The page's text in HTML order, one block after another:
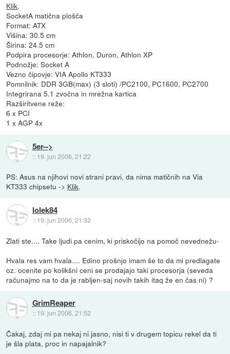
Klik.
SocketA matična plošča
Format: ATX
Višina: 30.5 cm
Širina: 24.5 cm
Podpira procesorje: Athlon, Duron, Athlon XP
Podnožje: Socket A
Vezno čipovje: VIA Apollo KT333
Pomnilnik: DDR 3GB(max) (3 sloti) /PC2100, PC1600, PC2700
Integrirana 5.1 zvočna in mrežna kartica
Razširitvene reže:
6 x PCI
1 x AGP 4x
5er-->
:: 19. jun 2006, 21:22
PS: Asus na njihovi novi strani pravi, da nima matičnih na Via
KT333 chipsetu -> Klik.
lolek84
:: 19. jun 2006, 21:32
Zlati ste.... Take ljudi pa cenim, ki priskočijo na pomoč nevednežu-
Hvala res vam hvala.... Edino prošnjo imam še to da mi predlagate
oz. ocenite po kolikšni ceni se prodajajo taki procesorja (seveda
računajmo na to da je rabljen-saj novih takih itaq že en čas ni) ?
GrimReaper
:: 19. jun 2006, 21:52
Čakaj, zdaj mi pa nekaj ni jasno, nisi ti v drugem topicu rekel da ti
je šla plata, proc in napajalnik?